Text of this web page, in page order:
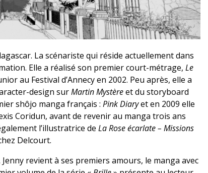
La scénariste qui réside actuellement dans
Elle a réalisé son premier court-métrage, Le
au Festival d’Annecy en 2002. Peu après, elle a
design surMartin Mystèreet du storyboard
shôjo manga français : Pink Diaryet en 2009 elle
Coridun, avant de revenir au manga trois ans
l’illustratrice de La Rose écarlate – Missions
Delcourt.
Jenny revient à ses premiers amours, le manga avec